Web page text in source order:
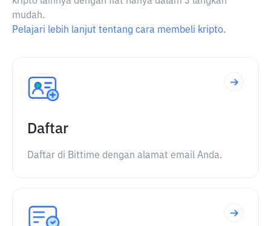
mudah.
Pelajari lebih lanjut tentang cara membeli kripto.
Daftar
Daftar di Bittime dengan alamat email Anda.